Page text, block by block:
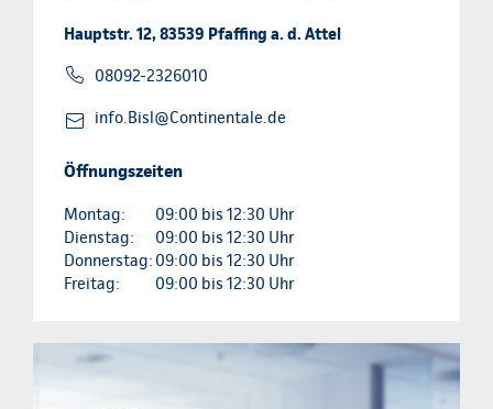
Hauptstr. 12, 83539 Pfaffing a. d. Attel
08092-2326010
info.Bisl@Continentale.de
Öffnungszeiten
Montag:
09:00 bis 12:30 Uhr
Dienstag:
09:00 bis 12:30 Uhr
Donnerstag: 09:00 bis 12:30 Uhr
Freitag:
09:00 bis 12:30 Uhr